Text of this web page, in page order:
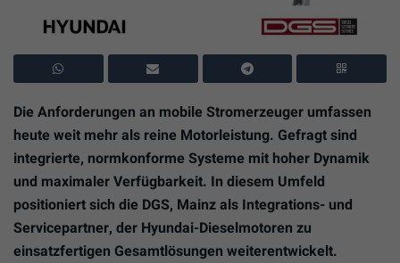
Die Anforderungen an mobile Stromerzeuger umfassen
heute weit mehr als reine Motorleistung. Gefragt sind
integrierte, normkonforme Systeme mit hoher Dynamik
und maximaler Verfügbarkeit. In diesem Umfeld
positioniert sich die DGS, Mainz als Integrations- und
Servicepartner, der Hyundai-Dieselmotoren zu
einsatzfertigen Gesamtlösungen weiterentwickelt.